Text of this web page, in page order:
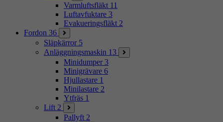
Varmluftsfläkt 11
Luftavfuktare 3
Evakueringsfläkt 2
Fordon 36
Släpkärror 5
Anläggningsmaskin 13
Minidumper 3
Minigrävare 6
Hjullastare 1
Minilastare 2
Ytfräs 1
Lift 2
Pallyft 2